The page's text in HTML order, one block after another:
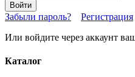
Войти
Забыли пароль?
Регистрация
Или войдите через аккаунт
Каталог